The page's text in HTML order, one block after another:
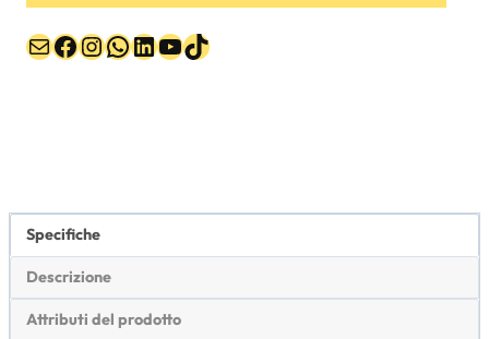
Email
Facebook
Instagram
WhatsApp
LinkedIn
YouTube
TikTok
Specifiche
Descrizione
Attributi del prodotto